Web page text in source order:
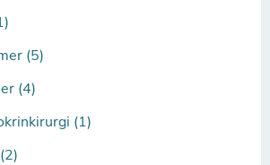
(5)
(4)
(1)